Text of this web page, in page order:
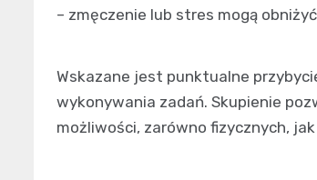
– zmęczenie lub stres mogą
Wskazane jest punktualne
wykonywania zadań. Skupienie
możliwości, zarówno fizycznych, jak